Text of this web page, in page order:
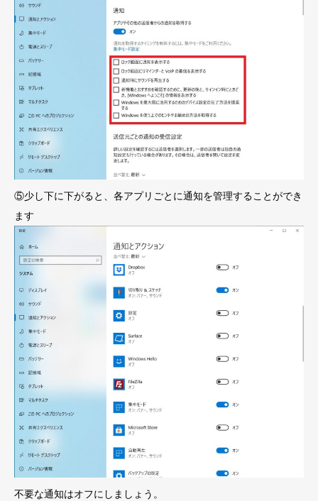
⑤少し下に下がると、各アプリごとに通知を管理することができ
ます
不要な通知はオフにしましょう。